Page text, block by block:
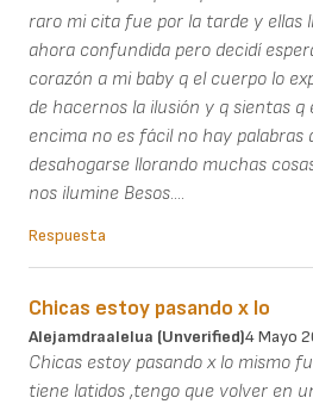
raro mi cita fue por la tarde y ellas
ahora confundida pero decidí
corazón a mi baby q el cuerpo lo
de hacernos la ilusión y q sientas q
encima no es fácil no hay palabras
desahogarse llorando muchas
nos ilumine Besos....
Respuesta
Chicas estoy pasando x lo
Alejamdraalelua (unverified)4 Mayo
Chicas estoy pasando x lo mismo
tiene latidos ,tengo que volver en